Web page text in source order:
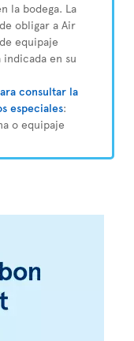
la bodega. La
obligar a Air
equipaje
en su
consultar la
especiales:
o equipaje